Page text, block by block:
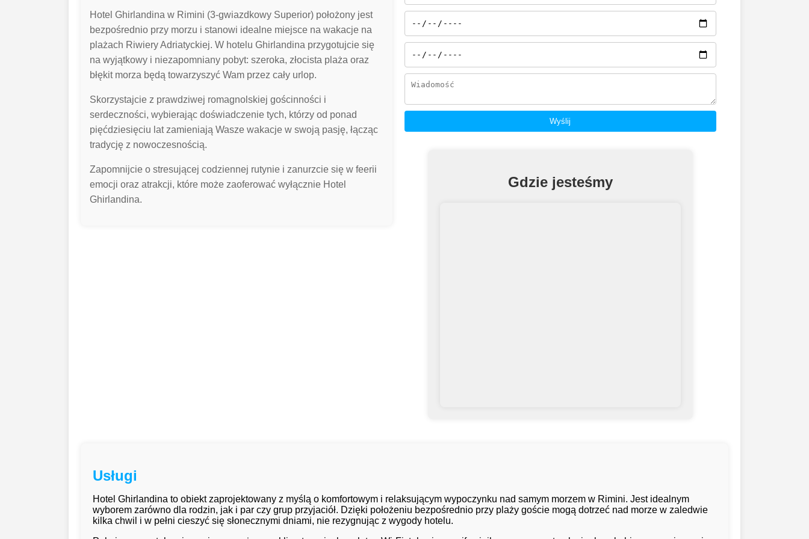
Hotel Ghirlandina w Rimini (3-gwiazdkowy Superior) położony jest
bezpośrednio przy morzu i stanowi idealne miejsce na wakacje na
plażach Riwiery Adriatyckiej. W hotelu Ghirlandina przygotujcie się
na wyjątkowy i niezapomniany pobyt: szeroka, złocista plaża oraz
błękit morza będą towarzyszyć Wam przez cały urlop.
Skorzystajcie z prawdziwej romagnolskiej gościnności i
serdeczności, wybierając doświadczenie tych, którzy od ponad
pięćdziesięciu lat zamieniają Wasze wakacje w swoją pasję, łącząc
tradycję z nowoczesnością.
Zapomnijcie o stresującej codziennej rutynie i zanurzcie się w feerii
emocji oraz atrakcji, które może zaoferować wyłącznie Hotel
Ghirlandina.
Gdzie jesteśmy
Usługi
Hotel Ghirlandina to obiekt zaprojektowany z myślą o komfortowym i relaksującym wypoczynku nad samym morzem w Rimini. Jest idealnym
wyborem zarówno dla rodzin, jak i par czy grup przyjaciół. Dzięki położeniu bezpośrednio przy plaży goście mogą dotrzeć nad morze w zaledwie
kilka chwil i w pełni cieszyć się słonecznymi dniami, nie rezygnując z wygody hotelu.